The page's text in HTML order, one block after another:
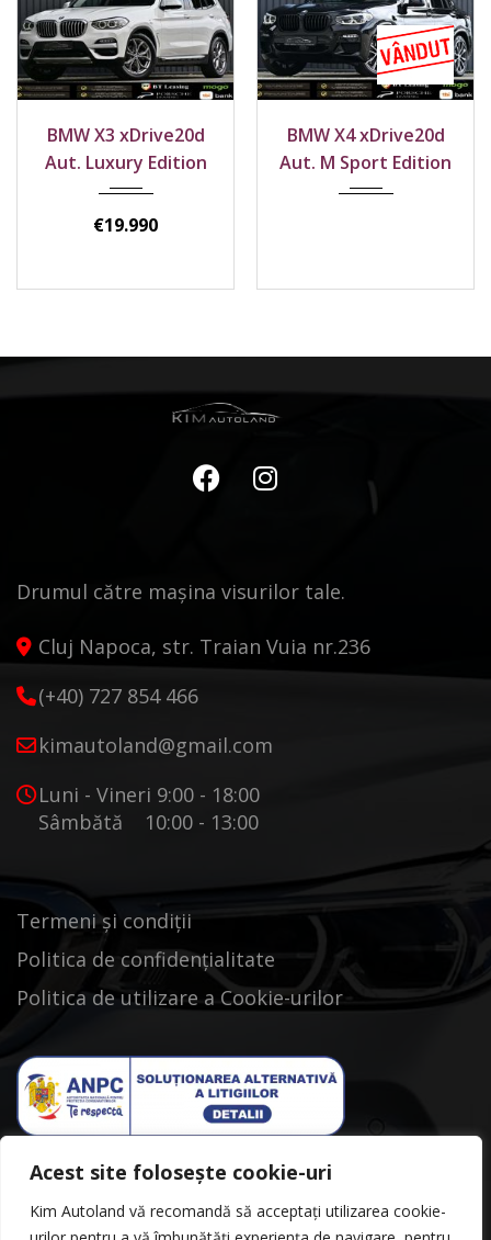
Acest site folosește cookie-uri
Kim Autoland vă recomandă să acceptați utilizarea cookie-
197300 km
BMW X4 xDrive20d
Aut. M Sport Edition
255600 km
BMW X5 xDrive20d
Aut. M Pachet
Edition
Drumul către mașina visurilor tale.
Cluj Napoca, str. Traian Vuia nr.236
(+40) 727 854 466
kimautoland@gmail.com
Luni - Vineri 9:00 - 18:00
Sâmbătă 10:00 - 13:00
Termeni și condiții
Politica de confidențialitate
Politica de utilizare a Cookie-urilor